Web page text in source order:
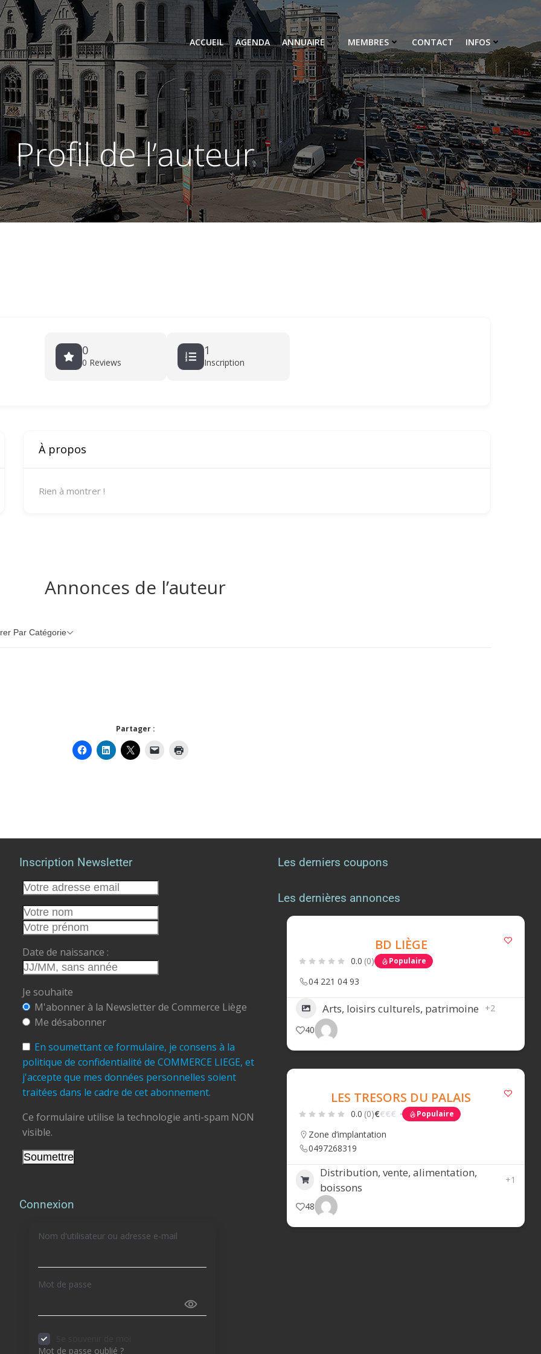
ACCUEIL AGENDA ANNUAIRE MEMBRES CONTACT INFOS
profil de l’auteur
0
0 Reviews
1
Inscription
À propos
Rien à montrer !
Annonces de l’auteur
Par Catégorie
Partager :
Inscription Newsletter
Date de naissance :
Je souhaite
M'abonner à la Newsletter de Commerce Liège
Me désabonner
En soumettant ce formulaire, je consens à la
politique de confidentialité de COMMERCE LIEGE, et
j'accepte que mes données personnelles soient
traitées dans le cadre de cet abonnement.
Ce formulaire utilise la technologie anti-spam NON
visible.
Connexion
Nom d'utilisateur ou adresse e-mail
Mot de passe
Mot de passe oublié ?
Les derniers coupons
Les dernières annonces
BD LIÈGE
0.0 (0) Populaire
04 221 04 93
Arts, loisirs culturels, patrimoine
+2
40
LES TRESORS DU PALAIS
0.0 (0)€€€€ Populaire
Zone d’implantation
0497268319
Distribution, vente, alimentation,
boissons
+1
48